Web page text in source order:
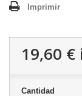
Imprimir
19,60 €
Cantidad